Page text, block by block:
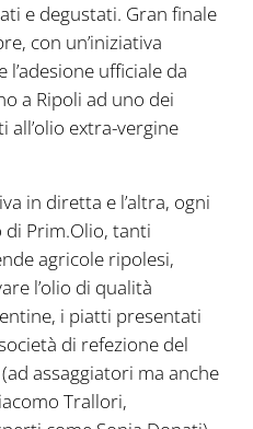
e degustati. Gran finale
con un’iniziativa
ufficiale da
a Ripoli ad uno dei
extra-vergine
in diretta e l’altra, ogni
di Prim.Olio, tanti
agricole ripolesi,
l’olio di qualità
i piatti presentati
di refezione del
assaggiatori ma anche
Trallori,